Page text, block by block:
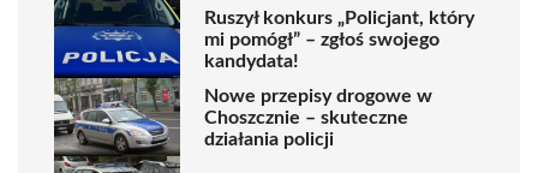
Ruszył konkurs „Policjant, który
mi pomógł” – zgłoś swojego
kandydata!
Nowe przepisy drogowe w
Choszcznie – skuteczne
działania policji